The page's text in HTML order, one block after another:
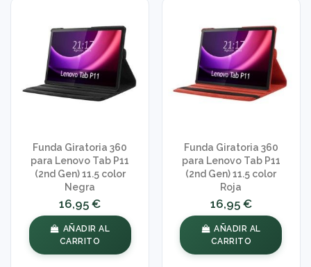
Funda Giratoria 360
para Lenovo Tab P11
(2nd Gen) 11.5 color
Negra
16,95 €
AÑADIR AL
CARRITO
Funda Giratoria 360
para Lenovo Tab P11
(2nd Gen) 11.5 color
Roja
16,95 €
AÑADIR AL
CARRITO